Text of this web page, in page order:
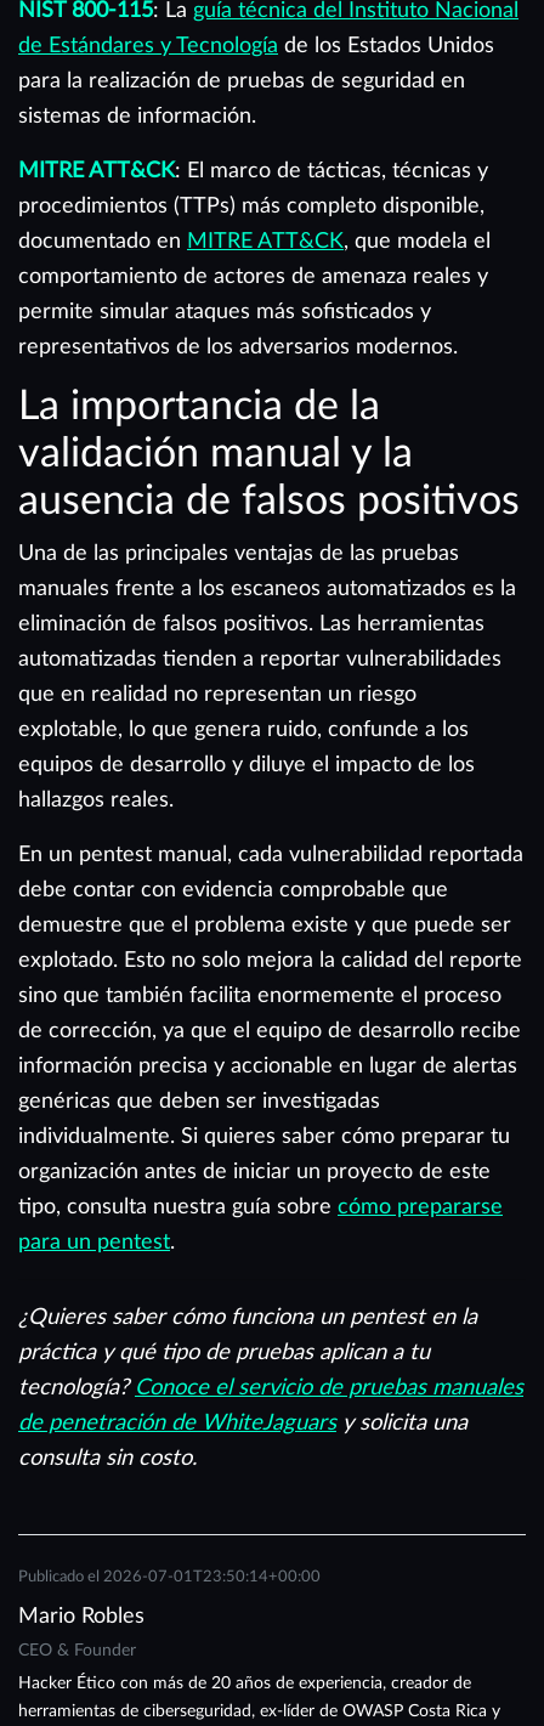
NIST 800-115: La guía técnica del Instituto Nacional
de Estándares y Tecnología de los Estados Unidos
para la realización de pruebas de seguridad en
sistemas de información.
MITRE ATT&CK: El marco de tácticas, técnicas y
procedimientos (TTPs) más completo disponible,
documentado en MITRE ATT&CK, que modela el
comportamiento de actores de amenaza reales y
permite simular ataques más sofisticados y
representativos de los adversarios modernos.
La importancia de la
validación manual y la
ausencia de falsos positivos
Una de las principales ventajas de las pruebas
manuales frente a los escaneos automatizados es la
eliminación de falsos positivos. Las herramientas
automatizadas tienden a reportar vulnerabilidades
que en realidad no representan un riesgo
explotable, lo que genera ruido, confunde a los
equipos de desarrollo y diluye el impacto de los
hallazgos reales.
En un pentest manual, cada vulnerabilidad reportada
debe contar con evidencia comprobable que
demuestre que el problema existe y que puede ser
explotado. Esto no solo mejora la calidad del reporte
sino que también facilita enormemente el proceso
de corrección, ya que el equipo de desarrollo recibe
información precisa y accionable en lugar de alertas
genéricas que deben ser investigadas
individualmente. Si quieres saber cómo preparar tu
organización antes de iniciar un proyecto de este
tipo, consulta nuestra guía sobre cómo prepararse
para un pentest.
¿Quieres saber cómo funciona un pentest en la
práctica y qué tipo de pruebas aplican a tu
tecnología? Conoce el servicio de pruebas manuales
de penetración de WhiteJaguarsy solicita una
consulta sin costo.
Publicado el 2026-07-01T23:50:14+00:00
Mario Robles
CEO & Founder
Hacker Ético con más de 20 años de experiencia, creador de
herramientas de ciberseguridad, ex-líder de OWASP Costa Rica y